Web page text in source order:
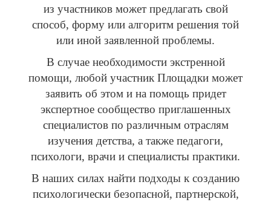
из участников может предлагать свой
способ, форму или алгоритм решения той
или иной заявленной проблемы.
В случае необходимости экстренной
помощи, любой участник Площадки может
заявить об этом и на помощь придет
экспертное сообщество приглашенных
специалистов по различным отраслям
изучения детства, а также педагоги,
психологи, врачи и специалисты практики.
В наших силах найти подходы к созданию
психологически безопасной, партнерской,